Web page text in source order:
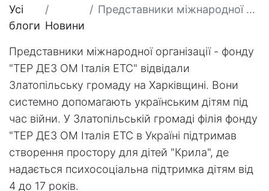
Усі
блоги Новини
Представники міжнародної організації - фонду "ТЕР ДЕЗ ОМ Італія ЕТС" відвідали Златопільську громаду на Харківщині.
Представники міжнародної організації - фонду
"ТЕР ДЕЗ ОМ Італія ЕТС" відвідали
Златопільську громаду на Харківщині. Вони
системно допомагають українським дітям під
час війни. У Златопільській громаді філія фонду
"ТЕР ДЕЗ ОМ Італія ЕТС в Україні підтримав
створення простору для дітей "Крила", де
надається психосоціальна підтримка дітям від
4 до 17 років.